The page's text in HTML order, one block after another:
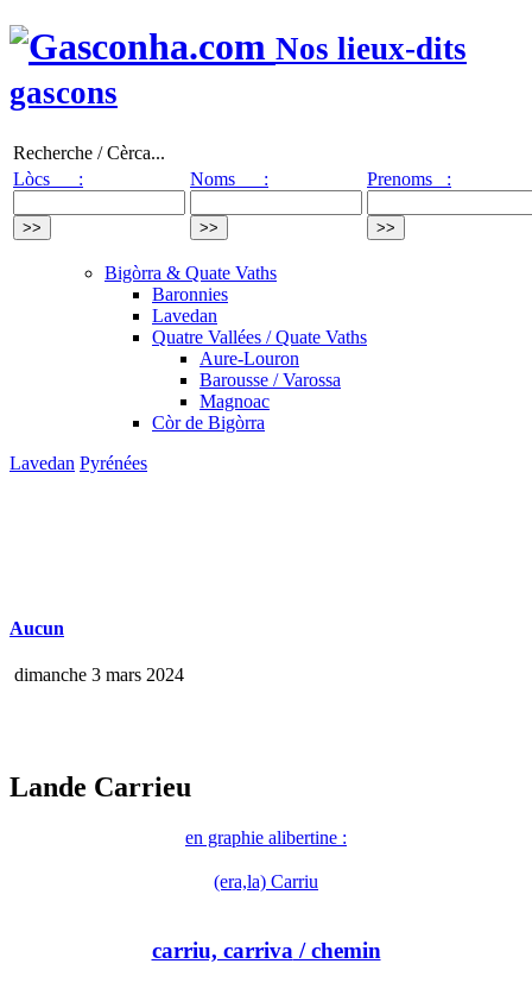
Nos lieux-dits
gascons
Recherche / Cèrca...
Lòcs :
Noms : Prenoms :
Bigòrra & Quate Vaths
Baronnies
Lavedan
Quatre Vallées / Quate Vaths
Aure-Louron
Barousse / Varossa
Magnoac
Còr de Bigòrra
Lavedan Pyrénées
Aucun
dimanche 3 mars 2024
Lande Carrieu
en graphie alibertine :
(era,la) Carriu
carriu, carriva / chemin